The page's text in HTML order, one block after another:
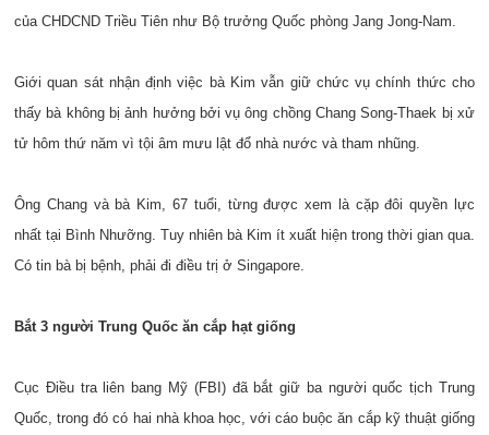
của CHDCND Triều Tiên như Bộ trưởng Quốc phòng Jang Jong-Nam.
Giới quan sát nhận định việc bà Kim vẫn giữ chức vụ chính thức cho
thấy bà không bị ảnh hưởng bởi vụ ông chồng Chang Song-Thaek bị xử
tử hôm thứ năm vì tội âm mưu lật đổ nhà nước và tham nhũng.
Ông Chang và bà Kim, 67 tuổi, từng được xem là cặp đôi quyền lực
nhất tại Bình Nhưỡng. Tuy nhiên bà Kim ít xuất hiện trong thời gian qua.
Có tin bà bị bệnh, phải đi điều trị ở Singapore.
Bắt 3 người Trung Quốc ăn cắp hạt giống
Cục Điều tra liên bang Mỹ (FBI) đã bắt giữ ba người quốc tịch Trung
Quốc, trong đó có hai nhà khoa học, với cáo buộc ăn cắp kỹ thuật giống